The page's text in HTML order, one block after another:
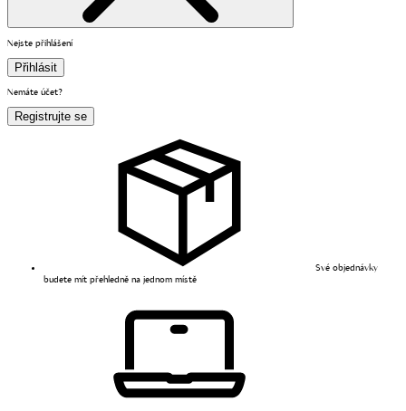
Nejste přihlášení
Přihlásit
Nemáte účet?
Registrujte se
Své objednávky
budete mít přehledně na jednom místě